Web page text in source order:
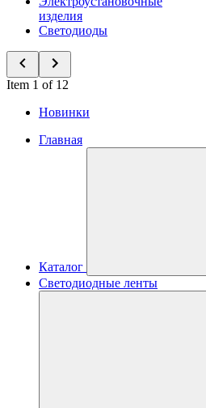
изделия
Светодиоды
Item 1 of 12
Новинки
Главная
Каталог
Светодиодные ленты